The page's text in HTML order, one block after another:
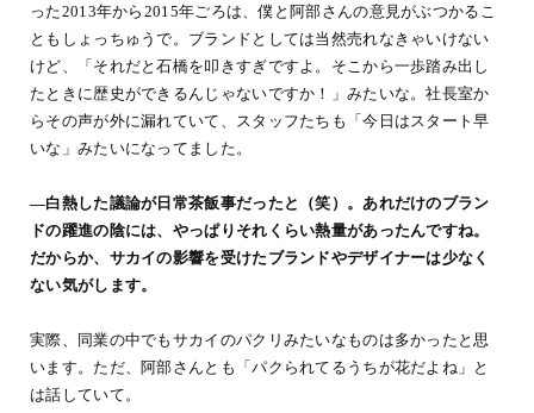
った2013年から2015年ごろは、僕と阿部さんの意見がぶつかるこ
ともしょっちゅうで。ブランドとしては当然売れなきゃいけない
けど、「それだと石橋を叩きすぎですよ。そこから一歩踏み出し
たときに歴史ができるんじゃないですか！」みたいな。社長室か
らその声が外に漏れていて、スタッフたちも「今日はスタート早
いな」みたいになってました。
―白熱した議論が日常茶飯事だったと（笑）。あれだけのブラン
ドの躍進の陰には、やっぱりそれくらい熱量があったんですね。
だからか、サカイの影響を受けたブランドやデザイナーは少なく
ない気がします。
実際、同業の中でもサカイのパクリみたいなものは多かったと思
います。ただ、阿部さんとも「パクられてるうちが花だよね」と
は話していて。